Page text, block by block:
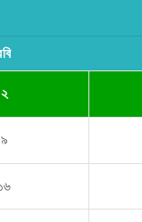
২
৯